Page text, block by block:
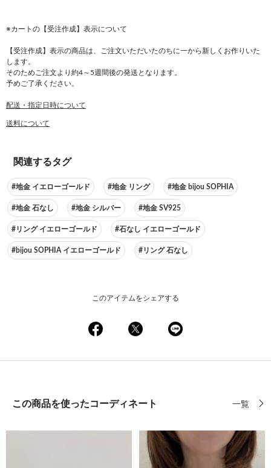
※カートの【受注作成】表示について
【受注作成】表示の商品は、ご注文いただいたのちに一から新しくお作りいた
します。
そのためご注文より約4～5週間後の発送となります。
予めご了承ください。
配送・指定日時について
送料について
関連するタグ
#地金 イエローゴールド #地金 リング #地金 bijou SOPHIA
#地金 石なし #地金 シルバー #地金 SV925
#リング イエローゴールド #石なし イエローゴールド
#bijou SOPHIA イエローゴールド #リング 石なし
このアイテムをシェアする
この商品を使ったコーディネート 一覧